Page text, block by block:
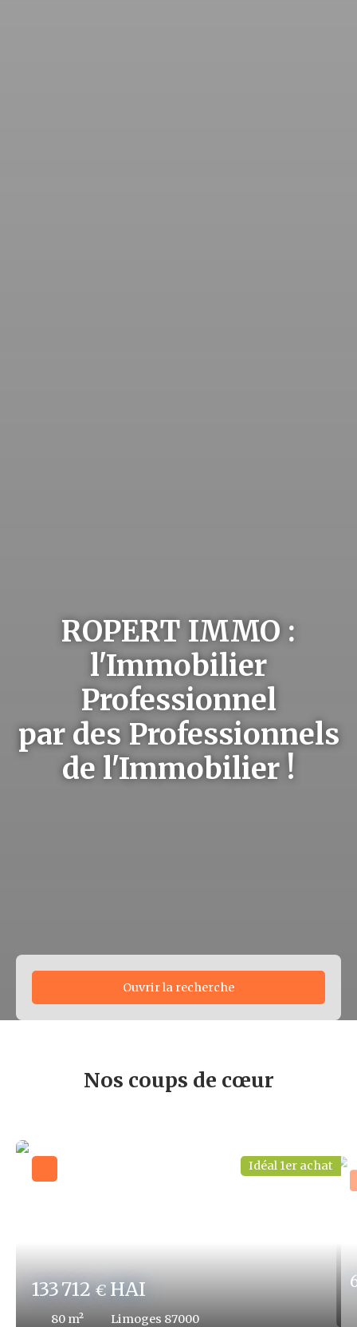
ROPERT IMMO :
l'Immobilier
Professionnel
par des Professionnels
de l'Immobilier !
Ouvrir la recherche
Budget min (€)
Nos coups de cœur
133 712€HAI
80 m² Limoges 87000
Idéal 1er achat